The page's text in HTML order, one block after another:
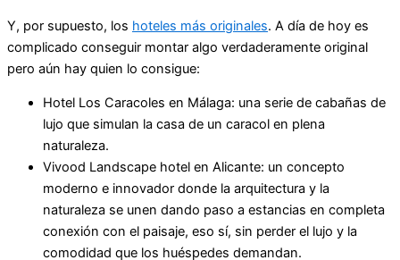
Y, por supuesto, los hoteles más originales. A día de hoy es
complicado conseguir montar algo verdaderamente original
pero aún hay quien lo consigue:
Hotel Los Caracoles en Málaga: una serie de cabañas de
lujo que simulan la casa de un caracol en plena
naturaleza.
Vivood Landscape hotel en Alicante: un concepto
moderno e innovador donde la arquitectura y la
naturaleza se unen dando paso a estancias en completa
conexión con el paisaje, eso sí, sin perder el lujo y la
comodidad que los huéspedes demandan.